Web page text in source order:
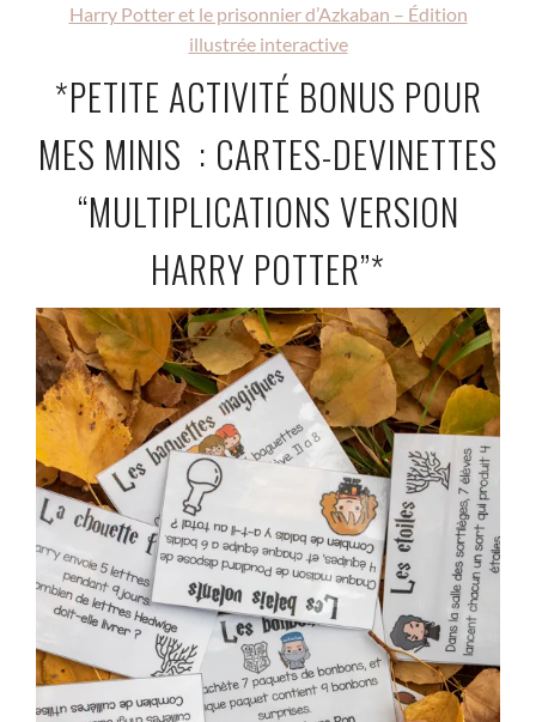
Harry Potter et le prisonnier d’Azkaban – Édition
illustrée interactive
*PETITE ACTIVITÉ BONUS POUR
MES MINIS : CARTES-DEVINETTES
“MULTIPLICATIONS VERSION
HARRY POTTER”*